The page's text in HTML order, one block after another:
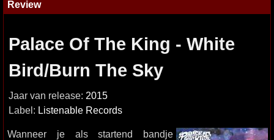
Review
Palace Of The King - White
Bird/Burn The Sky
Jaar van release: 2015
Label: Listenable Records
Wanneer je als startend bandje